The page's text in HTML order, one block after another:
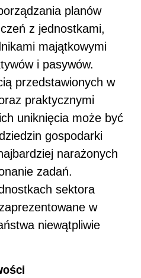
planów
z jednostkami,
majątkowymi
i pasywów.
przedstawionych w
praktycznymi
uniknięcia może być
gospodarki
narażonych
zadań.
sektora
w
niewątpliwie